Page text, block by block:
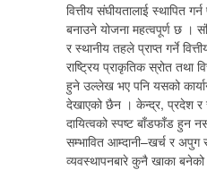
वित्तीय संघीयतालाई स्थापित
बनाउने योजना महत्वपूर्ण छ ।
र स्थानीय तहले प्राप्त गर्ने
राष्ट्रिय प्राकृतिक स्रोत तथा
हुने उल्लेख भए पनि यसको
देखाएको छैन । केन्द्र, प्रदेश र
दायित्वको स्पष्ट बाँडफाँड हुन
सम्भावित आम्दानी–खर्च र अपुग
व्यवस्थापनबारे कुनै खाका